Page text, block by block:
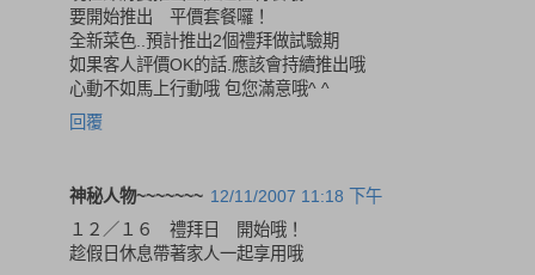
要開始推出 平價套餐囉！
全新菜色..預計推出2個禮拜做試驗期
如果客人評價OK的話.應該會持續推出哦
心動不如馬上行動哦 包您滿意哦^ ^
回覆
神秘人物~~~~~~~ 12/11/2007 11:18 下午
１２／１６ 禮拜日 開始哦！
趁假日休息帶著家人一起享用哦